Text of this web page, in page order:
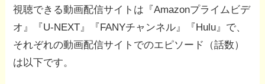
視聴できる動画配信サイトは『Amazonプライムビデ
オ』『U-NEXT』『FANYチャンネル』『Hulu』で、
それぞれの動画配信サイトでのエピソード（話数）
は以下です。